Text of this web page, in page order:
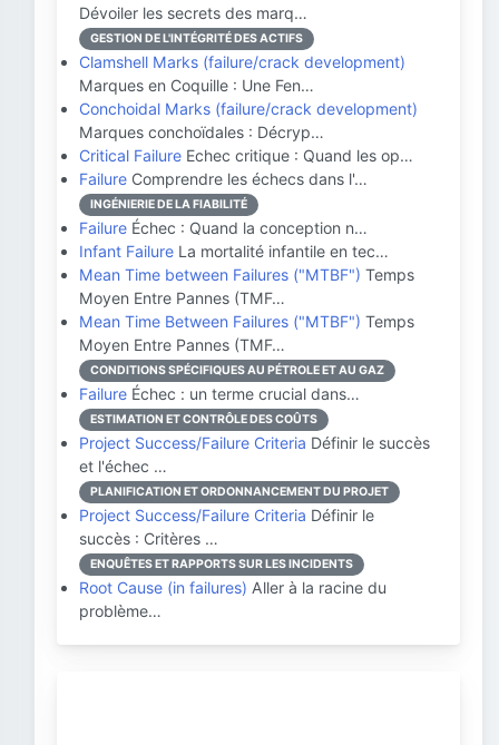
Dévoiler les secrets des marq…
GESTION DE L'INTÉGRITÉ DES ACTIFS
Clamshell Marks (failure/crack development)
Marques en Coquille : Une Fen…
Conchoidal Marks (failure/crack development)
Marques conchoïdales : Décryp…
Critical Failure Echec critique : Quand les op…
Failure Comprendre les échecs dans l'…
INGÉNIERIE DE LA FIABILITÉ
Failure Échec : Quand la conception n…
Infant Failure La mortalité infantile en tec…
Mean Time between Failures ("MTBF") Temps
Moyen Entre Pannes (TMF…
Mean Time Between Failures ("MTBF") Temps
Moyen Entre Pannes (TMF…
CONDITIONS SPÉCIFIQUES AU PÉTROLE ET AU GAZ
Failure Échec : un terme crucial dans…
ESTIMATION ET CONTRÔLE DES COÛTS
Project Success/Failure Criteria Définir le succès
et l'échec …
PLANIFICATION ET ORDONNANCEMENT DU PROJET
Project Success/Failure Criteria Définir le
succès : Critères …
ENQUÊTES ET RAPPORTS SUR LES INCIDENTS
Root Cause (in failures) Aller à la racine du
problème…